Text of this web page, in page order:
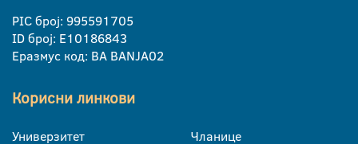
PIC број: 995591705
ID број: E10186843
Еразмус код: BA BANJA02
Корисни линкови
Универзитет
Чланице